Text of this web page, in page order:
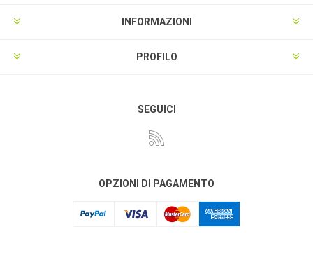
INFORMAZIONI
PROFILO
SEGUICI
OPZIONI DI PAGAMENTO